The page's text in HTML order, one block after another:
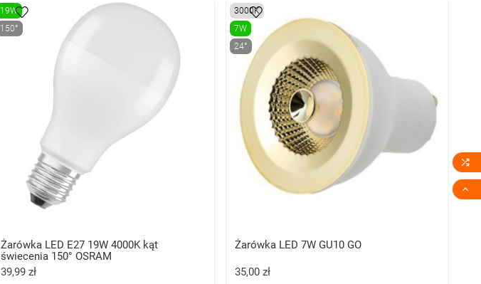
19W
150°
Żarówka LED E27 19W 4000K kąt
świecenia 150° OSRAM
39,99 zł
3000K
7W
24°
Żarówka LED 7W GU10 GO
35,00 zł

